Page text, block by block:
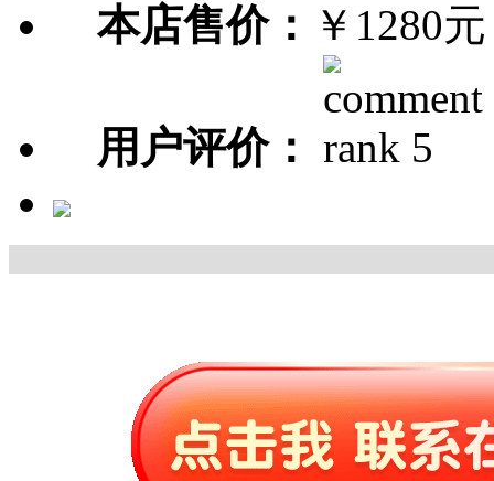
本店售价： ￥1280元
用户评价：